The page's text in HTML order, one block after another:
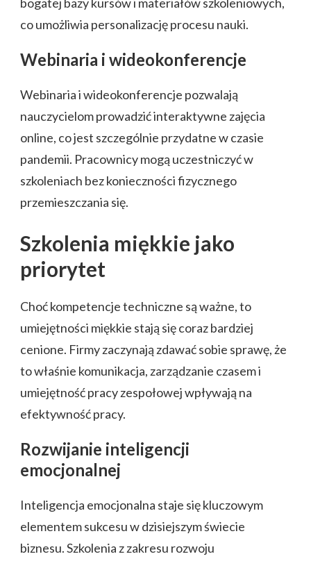
co umożliwia personalizację procesu nauki.
Webinaria i wideokonferencje
Webinaria i wideokonferencje pozwalają
nauczycielom prowadzić interaktywne zajęcia
online, co jest szczególnie przydatne w czasie
pandemii. Pracownicy mogą uczestniczyć w
szkoleniach bez konieczności fizycznego
przemieszczania się.
Szkolenia miękkie jako
priorytet
Choć kompetencje techniczne są ważne, to
umiejętności miękkie stają się coraz bardziej
cenione. Firmy zaczynają zdawać sobie sprawę, że
to właśnie komunikacja, zarządzanie czasem i
umiejętność pracy zespołowej wpływają na
efektywność pracy.
Rozwijanie inteligencji
emocjonalnej
Inteligencja emocjonalna staje się kluczowym
elementem sukcesu w dzisiejszym świecie
biznesu. Szkolenia z zakresu rozwoju